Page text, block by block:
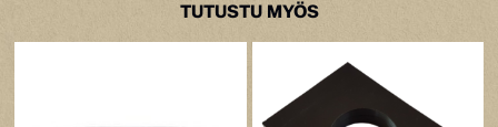
TUTUSTU MYÖS